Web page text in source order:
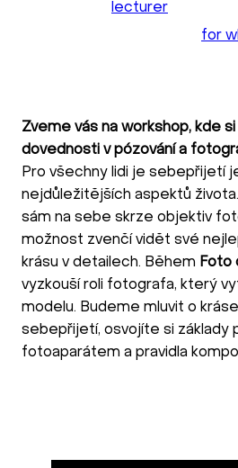
lecturer
for
Zveme vás na workshop, kde
dovednosti v pózování a
Pro všechny lidi je sebepřijetí
nejdůležitějších aspektů
sám na sebe skrze objektiv
možnost zvenčí vidět své
krásu v detailech. Během Foto
vyzkouší roli fotografa, který
modelu. Budeme mluvit o
sebepřijetí, osvojíte si základy
fotoaparátem a pravidla